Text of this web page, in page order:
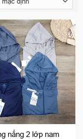
nắng 2 lớp nam